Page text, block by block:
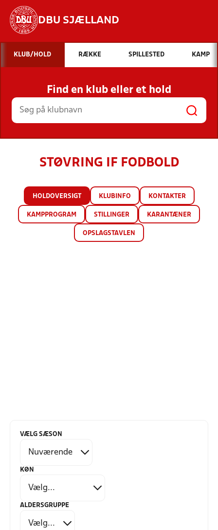
DBU SJÆLLAND
Hvad vil du søge efter?
INDHOLD OG NYHEDER
STILLINGER, RESULTATER, KLUBBER OG
HOLD
KLUB/HOLD RÆKKE SPILLESTED KAMP
Find en klub eller et hold
STØVRING IF FODBOLD
HOLDOVERSIGT KLUBINFO KONTAKTER
KAMPPROGRAM STILLINGER KARANTÆNER
OPSLAGSTAVLEN
VÆLG SÆSON
KØN
ALDERSGRUPPE